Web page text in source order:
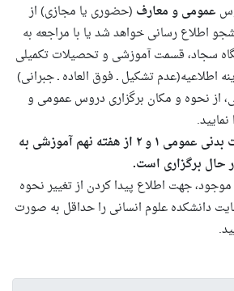
عمومی و معارف (حضوری یا مجازی) از
اطلاع رسانی خواهد شد یا با مراجعه به
سجاد، قسمت آموزشی و تحصیلات تکمیلی
اطلاعیه(عدم تشکیل ـ فوق العاده ـ جبرانی)
از نحوه و مکان برگزاری دروس عمومی و
ضمنا دروس تربیت بدنی عمومی ۱ و ۲ از هفته نهم آموزشی به
برگزاری است.
جهت اطلاع پیدا کردن از تغییر نحوه
دانشکده علوم انسانی را حداقل به صورت